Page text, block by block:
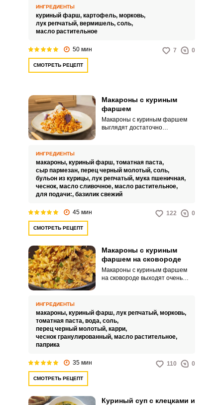
нежного куриного фарша,
свежей зелени и питательных
будний день, так и для уютного
ужина в холодный вечер.
ИНГРЕДИЕНТЫ
куриный фарш, картофель, морковь,
лук репчатый, вермишель, соль,
масло растительное
50 мин 7 0
СМОТРЕТЬ РЕЦЕПТ
Макароны с куриным
фаршем
Макароны с куриным фаршем
выглядят достаточно
Бюджетное угощение
представляет собой сытное
блюдо и отлично подойдет для
семейного застолья.
ИНГРЕДИЕНТЫ
макароны, куриный фарш, томатная паста,
сыр пармезан, перец черный молотый, соль,
бульон из курицы, лук репчатый, мука пшеничная,
чеснок, масло сливочное, масло растительное,
для подачи:, базилик свежий
45 мин 122 0
СМОТРЕТЬ РЕЦЕПТ
Макароны с куриным
фаршем на сковороде
Макароны с куриным фаршем
на сковороде выходят очень
отлично подойдет для
домашнего обеда, ужина или
перекуса.
ИНГРЕДИЕНТЫ
макароны, куриный фарш, лук репчатый, морковь,
томатная паста, вода, соль,
перец черный молотый, карри,
чеснок гранулированный, масло растительное,
паприка
35 мин 110 0
СМОТРЕТЬ РЕЦЕПТ
Куриный суп с клецками и